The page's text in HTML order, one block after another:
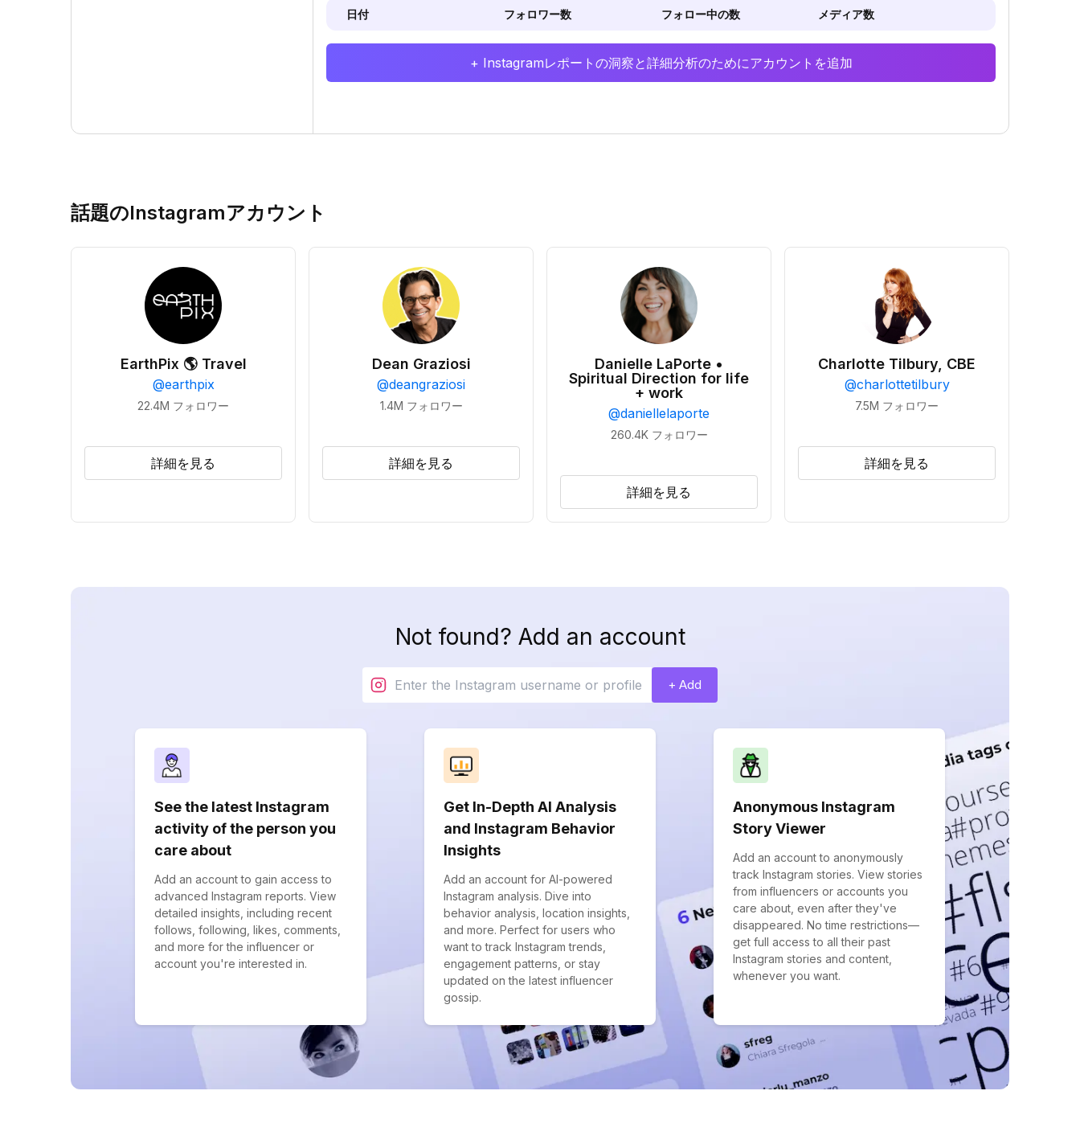
日付 フォロワー数 フォロー中の数 メディア数
+ Instagramレポートの洞察と詳細分析のためにアカウントを追加
話題のInstagramアカウント
EarthPix 🌎 Travel
@earthpix
22.4M フォロワー
詳細を見る
Dean Graziosi
@deangraziosi
1.4M フォロワー
詳細を見る
Danielle LaPorte •
Spiritual Direction for life
+ work
@daniellelaporte
260.4K フォロワー
詳細を見る
Charlotte Tilbury, CBE
@charlottetilbury
7.5M フォロワー
詳細を見る
Not found? Add an account
+ Add
See the latest Instagram
activity of the person you
care about
Add an account to gain access to
advanced Instagram reports. View
detailed insights, including recent
follows, following, likes, comments,
and more for the influencer or
account you're interested in.
Get In-Depth AI Analysis
and Instagram Behavior
Insights
Add an account for AI-powered
Instagram analysis. Dive into
behavior analysis, location insights,
and more. Perfect for users who
want to track Instagram trends,
engagement patterns, or stay
updated on the latest influencer
gossip.
Anonymous Instagram
Story Viewer
Add an account to anonymously
track Instagram stories. View stories
from influencers or accounts you
care about, even after they've
disappeared. No time restrictions—
get full access to all their past
Instagram stories and content,
whenever you want.